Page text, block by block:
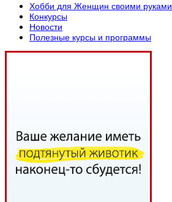
Хобби для Женщин своими руками
Конкурсы
Новости
Полезные курсы и программы